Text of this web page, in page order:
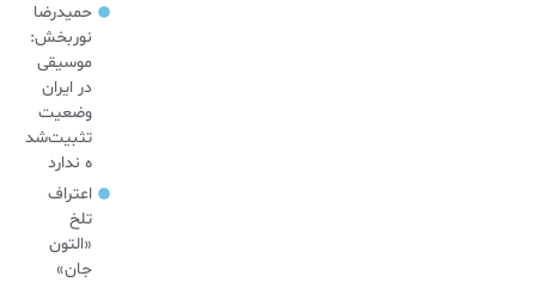
حمیدرضا
نوربخش:
موسیقی
در ایران
وضعیت
تثبیت‌شد
ه ندارد
اعتراف
تلخ
«التون
جان»